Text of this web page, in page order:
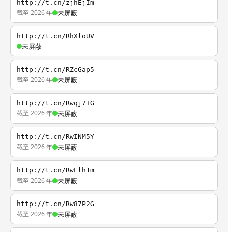
http://t.cn/zjhEjIm
截至 2026 年 未屏蔽
http://t.cn/RhXloUV
未屏蔽
http://t.cn/RZcGap5
截至 2026 年 未屏蔽
http://t.cn/Rwqj7IG
截至 2026 年 未屏蔽
http://t.cn/RwINM5Y
截至 2026 年 未屏蔽
http://t.cn/RwElh1m
截至 2026 年 未屏蔽
http://t.cn/Rw87P2G
截至 2026 年 未屏蔽